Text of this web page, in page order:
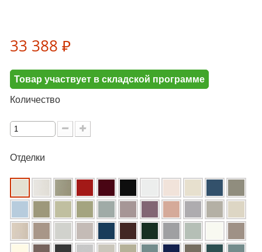
33 388 ₽
Товар участвует в складской программе
Количество
Отделки